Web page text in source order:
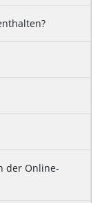
der Online-